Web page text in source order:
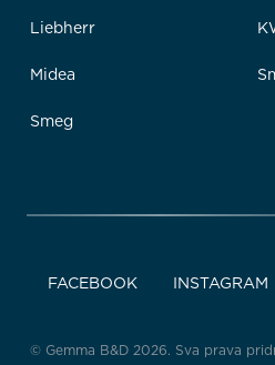
Liebherr
Midea
Smeg
FACEBOOK INSTAGRAM
© Gemma B&D 2026. Sva prava